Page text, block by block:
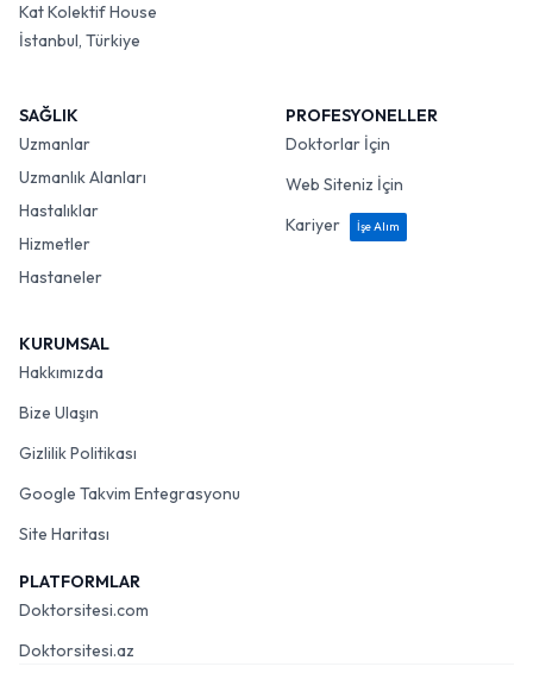
Kat Kolektif House
İstanbul, Türkiye
SAĞLIK
Uzmanlar
Uzmanlık Alanları
Hastalıklar
Hizmetler
Hastaneler
PROFESYONELLER
Doktorlar İçin
Web Siteniz İçin
Kariyer
İşe Alım
KURUMSAL
Hakkımızda
Bize Ulaşın
Gizlilik Politikası
Google Takvim Entegrasyonu
Site Haritası
PLATFORMLAR
Doktorsitesi.com
Doktorsitesi.az